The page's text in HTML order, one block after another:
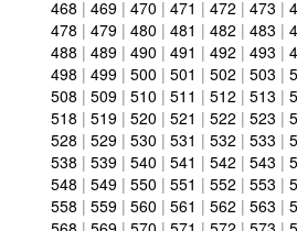
468 | 469 | 470 | 471 | 472 | 473 |
478 | 479 | 480 | 481 | 482 | 483 |
488 | 489 | 490 | 491 | 492 | 493 |
498 | 499 | 500 | 501 | 502 | 503 |
508 | 509 | 510 | 511 | 512 | 513 |
518 | 519 | 520 | 521 | 522 | 523 |
528 | 529 | 530 | 531 | 532 | 533 |
538 | 539 | 540 | 541 | 542 | 543 |
548 | 549 | 550 | 551 | 552 | 553 |
558 | 559 | 560 | 561 | 562 | 563 |